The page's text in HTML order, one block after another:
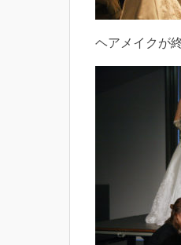
ヘアメイクが